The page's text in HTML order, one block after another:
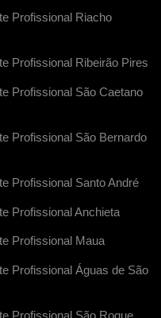
Profissional Riacho
Profissional Ribeirão Pires
Profissional São Caetano
Profissional São Bernardo
Profissional Santo André
Profissional Anchieta
Profissional Maua
Profissional Águas de São